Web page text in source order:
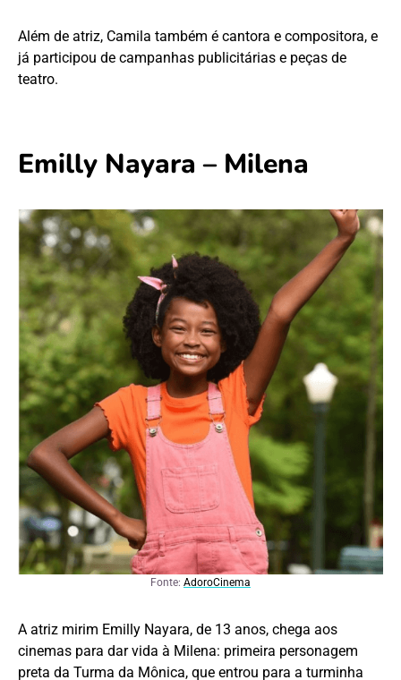
Além de atriz, Camila também é cantora e compositora, e
já participou de campanhas publicitárias e peças de
teatro.
Emilly Nayara – Milena
Fonte: AdoroCinema
A atriz mirim Emilly Nayara, de 13 anos, chega aos
cinemas para dar vida à Milena: primeira personagem
preta da Turma da Mônica, que entrou para a turminha